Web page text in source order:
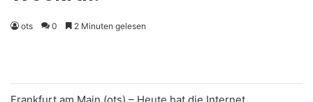
ots 0 2 Minuten gelesen